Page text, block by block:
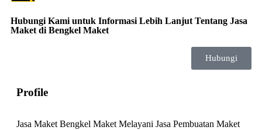
Hubungi Kami untuk Informasi Lebih Lanjut Tentang Jasa
Maket di Bengkel Maket
Hubungi
Profile
Jasa Maket Bengkel Maket Melayani Jasa Pembuatan Maket